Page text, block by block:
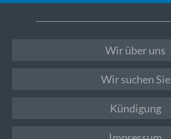
Wir über uns
Wir suchen Sie
Kündigung